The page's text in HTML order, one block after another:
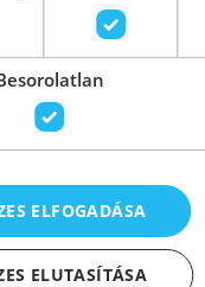
ELFOGADÁSA
ELUTASÍTÁSA